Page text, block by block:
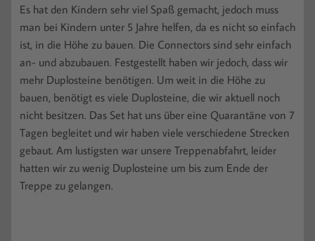
Es hat den Kindern sehr viel Spaß gemacht, jedoch muss
man bei Kindern unter 5 Jahre helfen, da es nicht so einfach
ist, in die Höhe zu bauen. Die Connectors sind sehr einfach
an- und abzubauen. Festgestellt haben wir jedoch, dass wir
mehr Duplosteine benötigen. Um weit in die Höhe zu
bauen, benötigt es viele Duplosteine, die wir aktuell noch
nicht besitzen. Das Set hat uns über eine Quarantäne von 7
Tagen begleitet und wir haben viele verschiedene Strecken
gebaut. Am lustigsten war unsere Treppenabfahrt, leider
hatten wir zu wenig Duplosteine um bis zum Ende der
Treppe zu gelangen.